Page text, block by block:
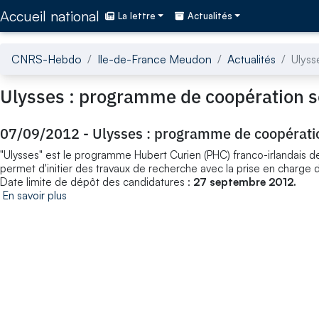
Accueil national La lettre Actualités
CNRS-Hebdo Ile-de-France Meudon Actualités
Ulysses : programme de coopération
07/09/2012 - Ulysses : programme de
"Ulysses" est le programme Hubert Curien (PHC) franco-irlandais
permet d'initier des travaux de recherche avec la prise en
Date limite de dépôt des candidatures : 27 septembre 2012.
En savoir plus